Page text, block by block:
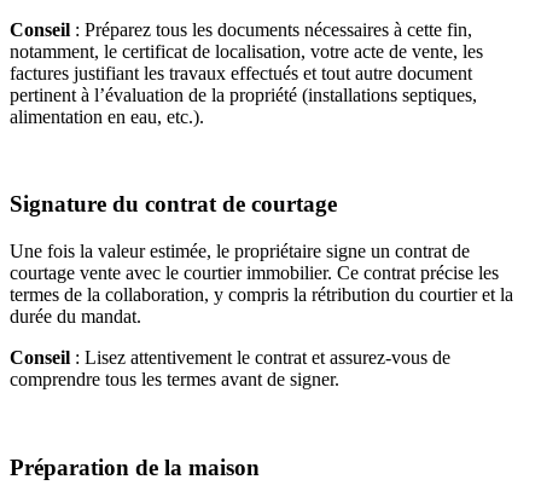
Conseil : Préparez tous les documents nécessaires à cette fin,
notamment, le certificat de localisation, votre acte de vente, les
factures justifiant les travaux effectués et tout autre document
pertinent à l’évaluation de la propriété (installations septiques,
alimentation en eau, etc.).
Signature du contrat de courtage
Une fois la valeur estimée, le propriétaire signe un contrat de
courtage vente avec le courtier immobilier. Ce contrat précise les
termes de la collaboration, y compris la rétribution du courtier et la
durée du mandat.
Conseil : Lisez attentivement le contrat et assurez-vous de
comprendre tous les termes avant de signer.
Préparation de la maison